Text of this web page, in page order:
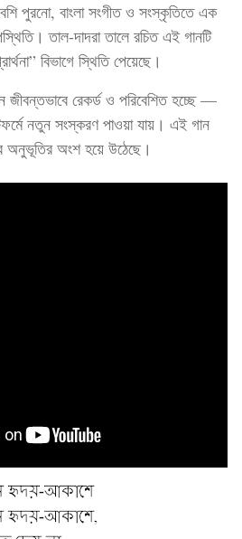
পুরনো, বাংলা সংগীত ও সংস্কৃতিতে এক
তাল-দাদরা তালে রচিত এই গানটি
বিভাগে স্থিতি পেয়েছে।
রেকর্ড ও পরিবেশিত হচ্ছে —
নতুন সংস্করণ পাওয়া যায়। এই গান
অনুভূতির অংশ হয়ে উঠেছে।